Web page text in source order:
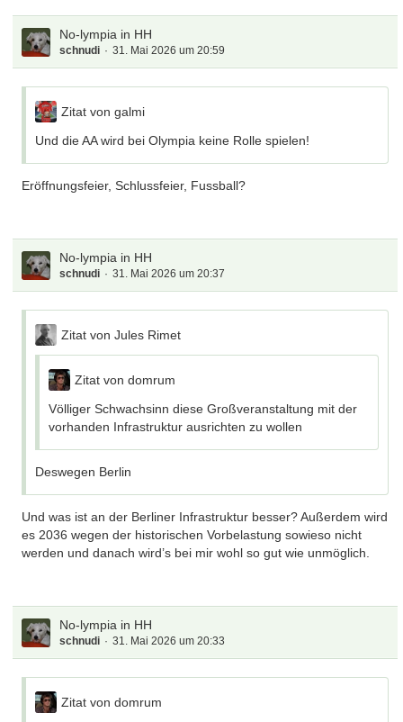
No-lympia in HH
schnudi 31. Mai 2026 um 20:59
Zitat von galmi
Und die AA wird bei Olympia keine Rolle spielen!
Eröffnungsfeier, Schlussfeier, Fussball?
No-lympia in HH
schnudi 31. Mai 2026 um 20:37
Zitat von Jules Rimet
Zitat von domrum
Völliger Schwachsinn diese Großveranstaltung mit der
vorhanden Infrastruktur ausrichten zu wollen
Deswegen Berlin
Und was ist an der Berliner Infrastruktur besser? Außerdem wird
es 2036 wegen der historischen Vorbelastung sowieso nicht
werden und danach wird’s bei mir wohl so gut wie unmöglich.
No-lympia in HH
schnudi 31. Mai 2026 um 20:33
Zitat von domrum